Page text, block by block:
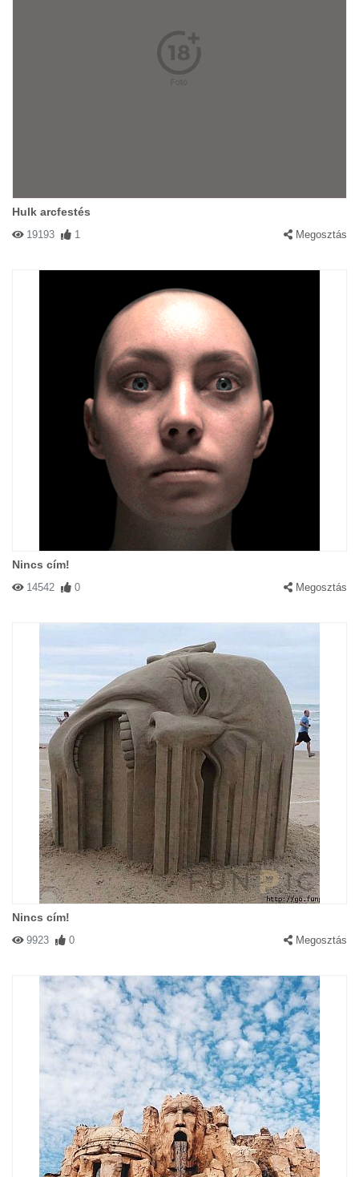
Hulk arcfestés
19193 1 Megosztás
Nincs cím!
14542 0 Megosztás
Nincs cím!
9923 0 Megosztás